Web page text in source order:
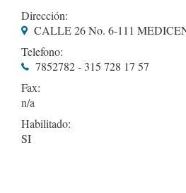
Dirección:
CALLE 26 No. 6-111
Telefono:
7852782 - 315 728 17 57
Fax:
Habilitado:
SI